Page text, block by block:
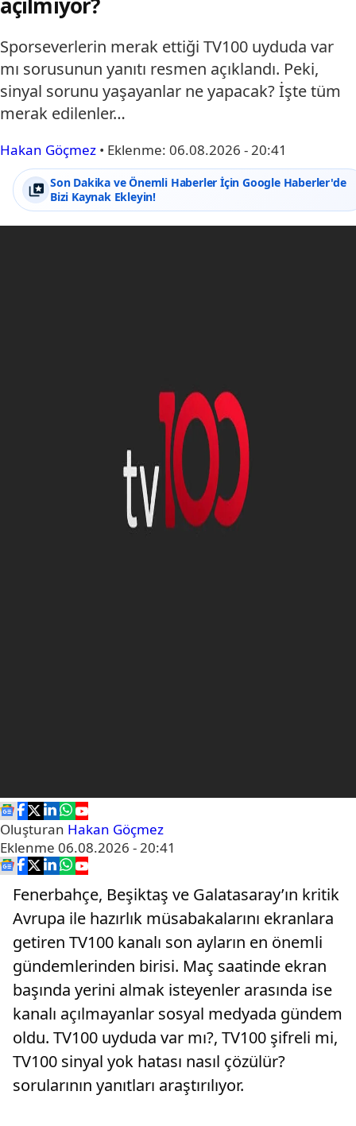
açılmıyor?
Sporseverlerin merak ettiği TV100 uyduda var
mı sorusunun yanıtı resmen açıklandı. Peki,
sinyal sorunu yaşayanlar ne yapacak? İşte tüm
merak edilenler…
Hakan Göçmez • Eklenme: 06.08.2026 - 20:41
Son Dakika ve Önemli Haberler İçin Google Haberler'de
Bizi Kaynak Ekleyin!
Oluşturan Hakan Göçmez
Eklenme 06.08.2026 - 20:41
Fenerbahçe, Beşiktaş ve Galatasaray’ın kritik
Avrupa ile hazırlık müsabakalarını ekranlara
getiren TV100 kanalı son ayların en önemli
gündemlerinden birisi. Maç saatinde ekran
başında yerini almak isteyenler arasında ise
kanalı açılmayanlar sosyal medyada gündem
oldu. TV100 uyduda var mı?, TV100 şifreli mi,
TV100 sinyal yok hatası nasıl çözülür?
sorularının yanıtları araştırılıyor.